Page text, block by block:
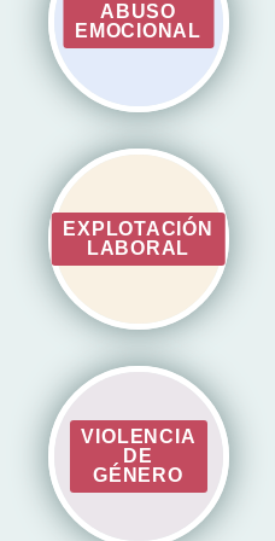
ABUSO
EMOCIONAL
EXPLOTACIÓN
LABORAL
VIOLENCIA
DE
GÉNERO